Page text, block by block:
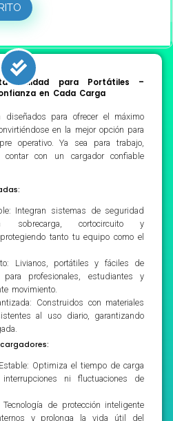
Calidad para Portátiles –
en Cada Carga
diseñados para ofrecer el máximo
en la mejor opción para
operativo. Ya sea para trabajo,
contar con un cargador confiable
Integran sistemas de seguridad
sobrecarga, cortocircuito y
tanto tu equipo como el
Livianos, portátiles y fáciles de
para profesionales, estudiantes y
movimiento.
Construidos con materiales
al uso diario, garantizando
Optimiza el tiempo de carga
ni fluctuaciones de
de protección inteligente
y prolonga la vida útil del